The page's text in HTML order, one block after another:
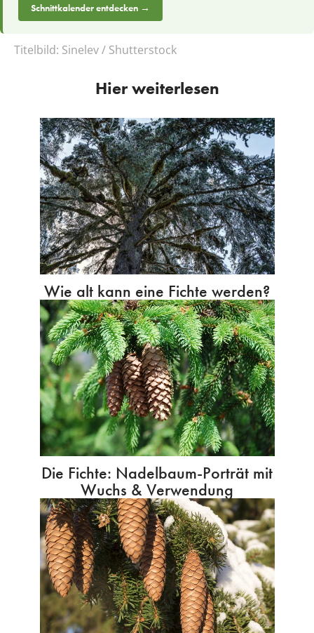
Schnittkalender entdecken →
Titelbild: Sinelev / Shutterstock
Hier weiterlesen
Wie alt kann eine Fichte werden?
Die Fichte: Nadelbaum-Porträt mit
Wuchs & Verwendung